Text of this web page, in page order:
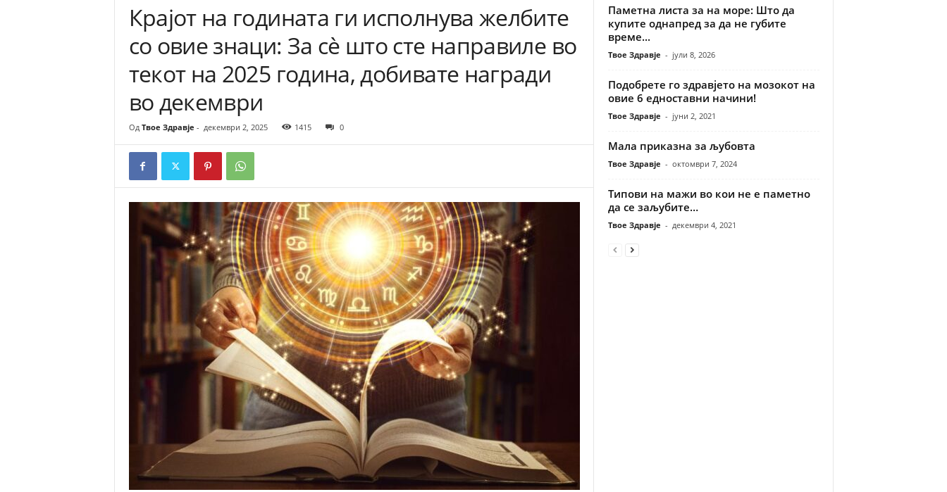
Крајот на годината ги исполнува желбите
со овие знаци: За сè што сте направиле во
текот на 2025 година, добивате награди
во декември
Од Твое Здравје - декември 2, 2025 1415 0
Паметна листа за на море: Што да
купите однапред за да не губите
време...
Твое Здравје - јули 8, 2026
Подобрете го здравјето на мозокот на
овие 6 едноставни начини!
Твое Здравје - јуни 2, 2021
Мала приказна за љубовта
Твое Здравје - октомври 7, 2024
Типови на мажи во кои не е паметно
да се заљубите…
Твое Здравје - декември 4, 2021